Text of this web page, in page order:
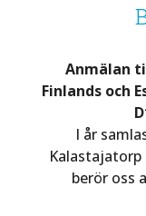
Anmälan
Finlands och
I år
berör oss